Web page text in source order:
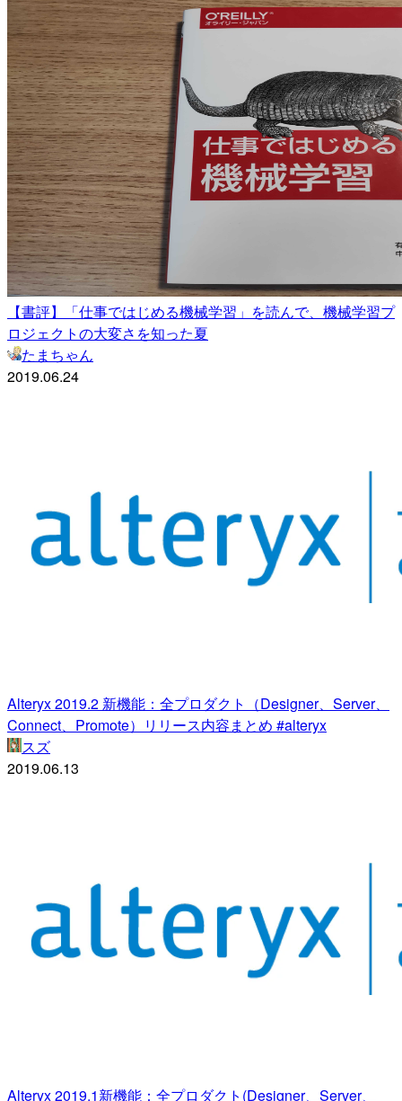
【書評】「仕事ではじめる機械学習」を読んで、機械学習プ
ロジェクトの大変さを知った夏
たまちゃん
2019.06.24
Alteryx 2019.2 新機能：全プロダクト（Designer、Server、
Connect、Promote）リリース内容まとめ #alteryx
スズ
2019.06.13
Alteryx 2019.1新機能：全プロダクト(Designer、Server、